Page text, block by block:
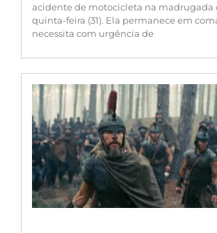
acidente de motocicleta na madrugada
quinta-feira (31). Ela permanece em
necessita com urgência de